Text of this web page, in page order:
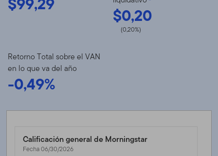
$0,20
(0,20%)
Retorno Total sobre el VAN
en lo que va del año
-0,49%
Calificación general de Morningstar
Fecha 06/30/2026